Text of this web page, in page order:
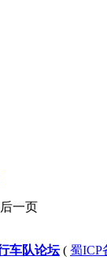
一页
车队论坛( 蜀ICP